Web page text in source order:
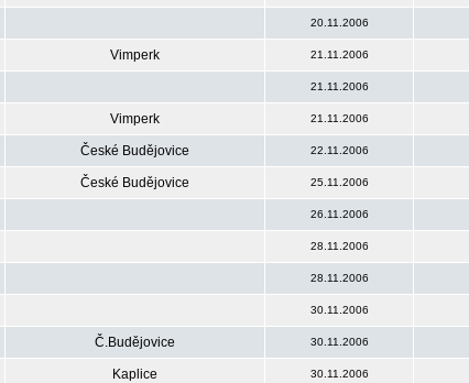
20.11.2006
Vimperk 21.11.2006
21.11.2006
Vimperk 21.11.2006
České Budějovice 22.11.2006
České Budějovice 25.11.2006
26.11.2006
28.11.2006
28.11.2006
30.11.2006
Č.Budějovice 30.11.2006
Kaplice 30.11.2006